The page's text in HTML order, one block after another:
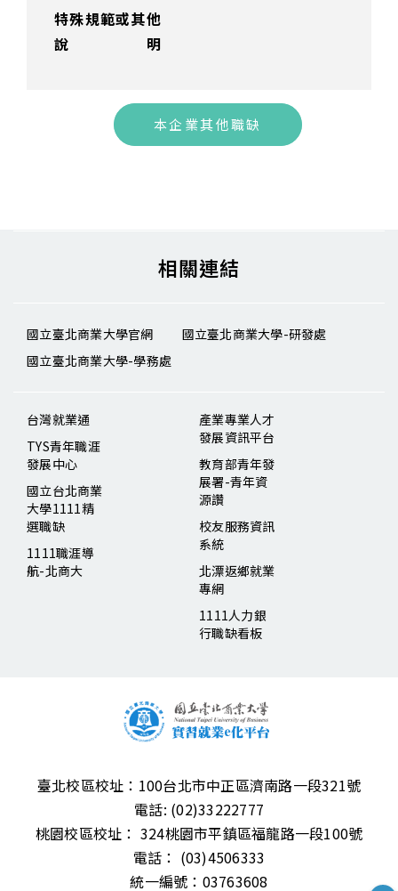
特殊規範或其他
說明
本企業其他職缺
臺北校區校址： 100台北市中正區濟南路一段321號
電話: (02)33222777
桃園校區校址： 324桃園市平鎮區福龍路一段100號
電話： (03)4506333
統一編號：03763608
相關連結
國立臺北商業大學官網
國立臺北商業大學-研發處
國立臺北商業大學-學務處
台灣就業通
TYS青年職涯
發展中心
國立台北商業
大學1111精
選職缺
1111職涯導
航-北商大
產業專業人才
發展資訊平台
教育部青年發
展署-青年資
源讚
校友服務資訊
系統
北漂返鄉就業
專網
1111人力銀
行職缺看板